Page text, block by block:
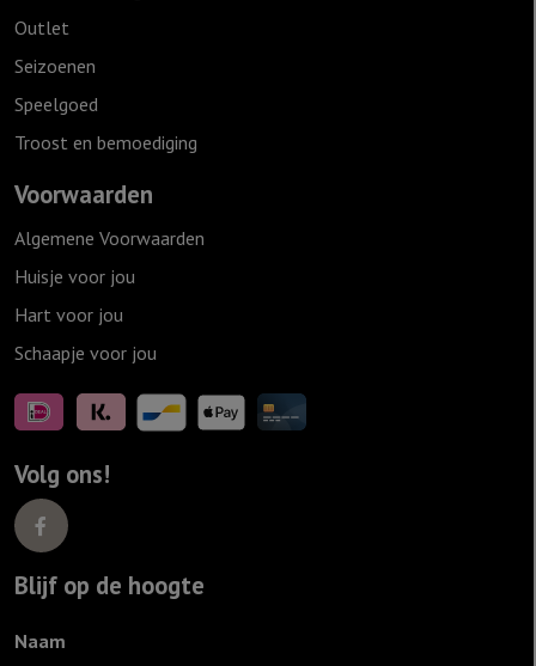
Outlet
Seizoenen
Speelgoed
Troost en bemoediging
Voorwaarden
Algemene Voorwaarden
Huisje voor jou
Hart voor jou
Schaapje voor jou
Volg ons!
Blijf op de hoogte
Naam